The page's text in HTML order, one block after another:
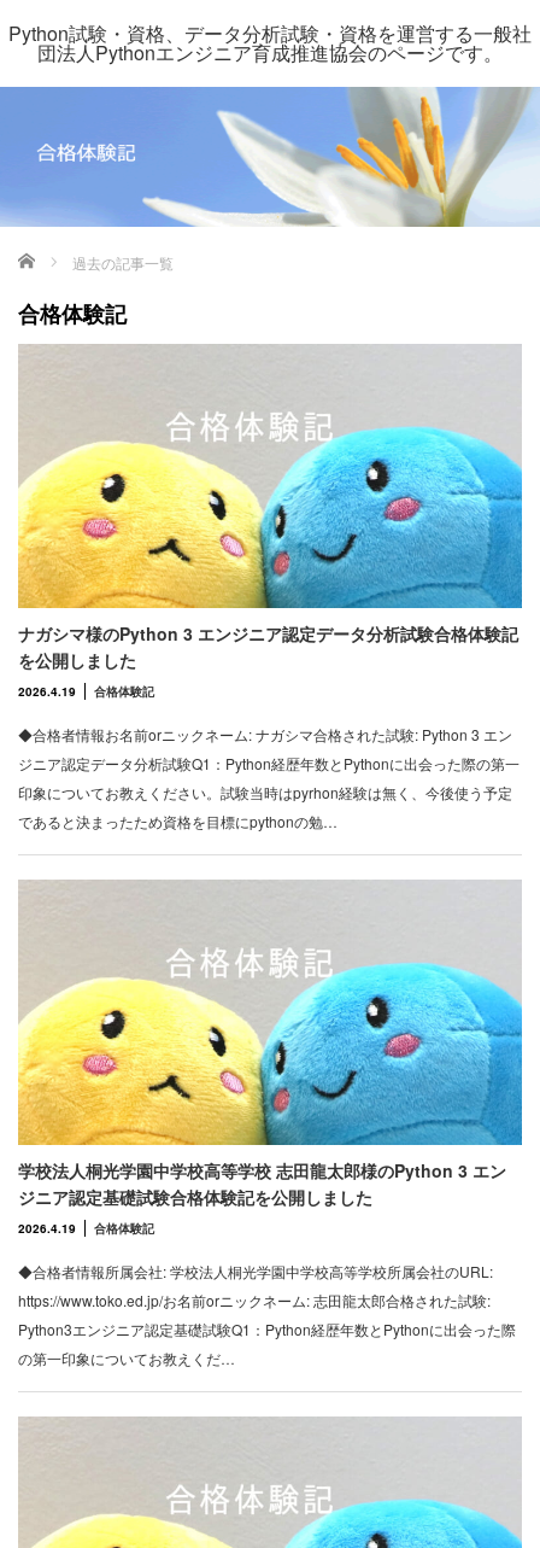
Python試験・資格、データ分析試験・資格を運営する一般社
団法人Pythonエンジニア育成推進協会のページです。
ホーム 過去の記事一覧
合格体験記
ナガシマ様のPython 3 エンジニア認定データ分析試験合格体験記
を公開しました
2026.4.19 合格体験記
◆合格者情報お名前orニックネーム: ナガシマ合格された試験: Python 3 エン
ジニア認定データ分析試験Q1：Python経歴年数とPythonに出会った際の第一
印象についてお教えください。試験当時はpyrhon経験は無く、今後使う予定
であると決まったため資格を目標にpythonの勉…
学校法人桐光学園中学校高等学校 志田龍太郎様のPython 3 エン
ジニア認定基礎試験合格体験記を公開しました
2026.4.19 合格体験記
◆合格者情報所属会社: 学校法人桐光学園中学校高等学校所属会社のURL:
https://www.toko.ed.jp/お名前orニックネーム: 志田龍太郎合格された試験:
Python3エンジニア認定基礎試験Q1：Python経歴年数とPythonに出会った際
の第一印象についてお教えくだ…